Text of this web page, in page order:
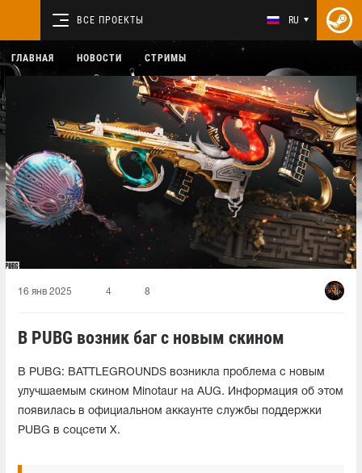
ВСЕ ПРОЕКТЫ RU
ГЛАВНАЯ НОВОСТИ СТРИМЫ
16 янв 2025 4 8
В PUBG возник баг с новым скином
В PUBG: BATTLEGROUNDS возникла проблема с новым
улучшаемым скином Minotaur на AUG. Информация об этом
появилась в официальном аккаунте службы поддержки
PUBG в соцсети X.